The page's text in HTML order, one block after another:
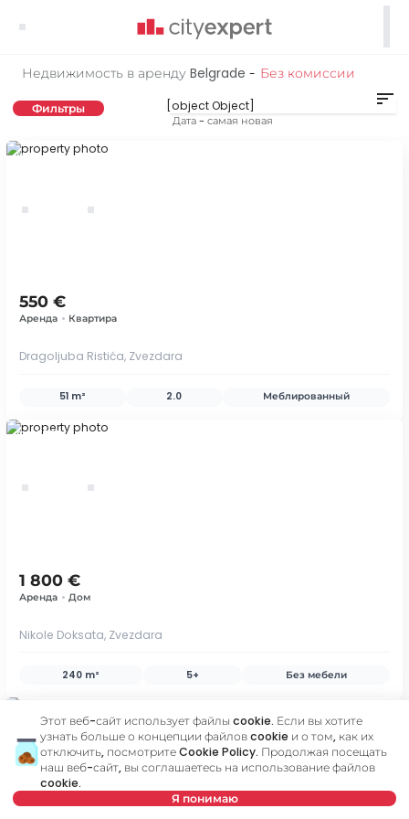
Недвижимость в аренду Belgrade - Без комиссии
Фильтры sort
Дата - самая новая
ID 77834
550 €
Аренда • Квартира
Dragoljuba Ristića, Zvezdara
51 m² 2.0 Меблированный
ID 45765
1 800 €
Аренда • Дом
Nikole Doksata, Zvezdara
240 m² 5+ Без мебели
saveСохранить поиск
Этот веб-сайт использует файлы cookie. Если вы хотите
узнать больше о концепции файлов cookie и о том, как их
отключить, посмотритеCookie Policy. Продолжая посещать
наш веб-сайт, вы соглашаетесь на использование файлов
cookie.
Я понимаю